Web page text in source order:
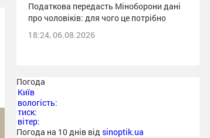
Податкова передасть Міноборони дані
про чоловіків: для чого це потрібно
18:24, 06.08.2026
Погода
Київ
вологість:
тиск:
вітер:
Погода на 10 днів від sinoptik.ua